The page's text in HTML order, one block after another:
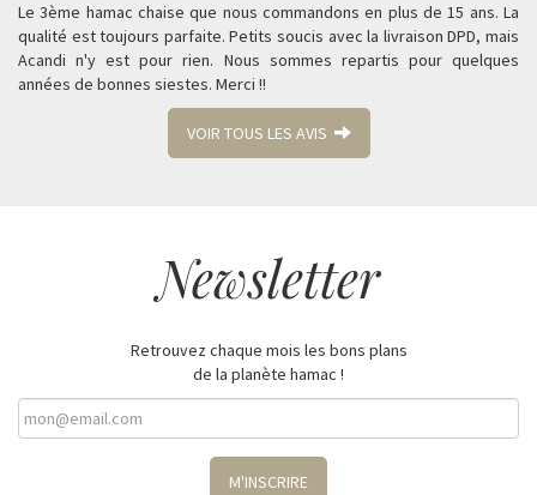
Le 3ème hamac chaise que nous commandons en plus de 15 ans. La
qualité est toujours parfaite. Petits soucis avec la livraison DPD, mais
Acandi n'y est pour rien. Nous sommes repartis pour quelques
années de bonnes siestes. Merci !!
VOIR TOUS LES AVIS
Newsletter
Retrouvez chaque mois les bons plans
de la planète hamac !
M'INSCRIRE